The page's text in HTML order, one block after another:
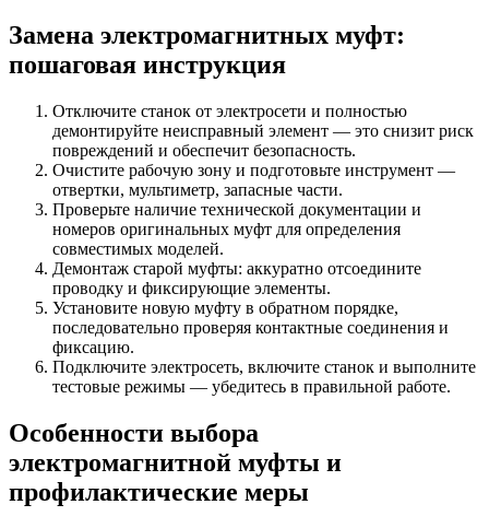
Замена электромагнитных муфт:
пошаговая инструкция
Отключите станок от электросети и полностью
демонтируйте неисправный элемент — это снизит риск
повреждений и обеспечит безопасность.
Очистите рабочую зону и подготовьте инструмент —
отвертки, мультиметр, запасные части.
Проверьте наличие технической документации и
номеров оригинальных муфт для определения
совместимых моделей.
Демонтаж старой муфты: аккуратно отсоедините
проводку и фиксирующие элементы.
Установите новую муфту в обратном порядке,
последовательно проверяя контактные соединения и
фиксацию.
Подключите электросеть, включите станок и выполните
тестовые режимы — убедитесь в правильной работе.
Особенности выбора
электромагнитной муфты и
профилактические меры